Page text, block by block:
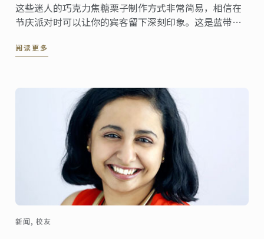
这些迷人的巧克力焦糖栗子制作方式非常简易，相信在
节庆派对时可以让你的宾客留下深刻印象。这是蓝带主
chocolate 珍藏版找到此食谱。
阅读更多
新闻, 校友